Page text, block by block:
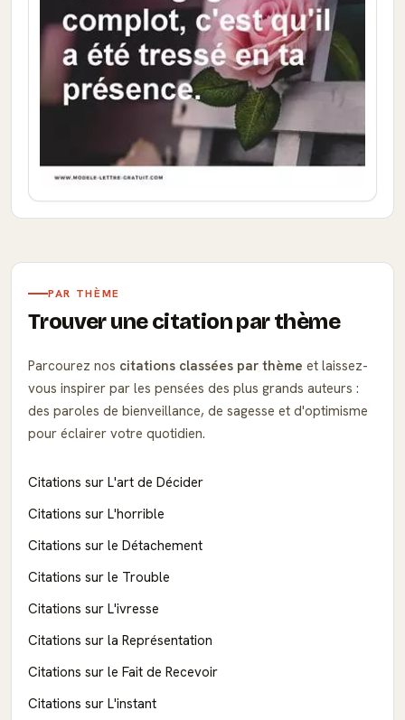
PAR THÈME
Trouver une citation par thème
Parcourez nos citations classées par thème et laissez-
vous inspirer par les pensées des plus grands auteurs :
des paroles de bienveillance, de sagesse et d'optimisme
pour éclairer votre quotidien.
Citations sur L'art de Décider
Citations sur L'horrible
Citations sur le Détachement
Citations sur le Trouble
Citations sur L'ivresse
Citations sur la Représentation
Citations sur le Fait de Recevoir
Citations sur L'instant